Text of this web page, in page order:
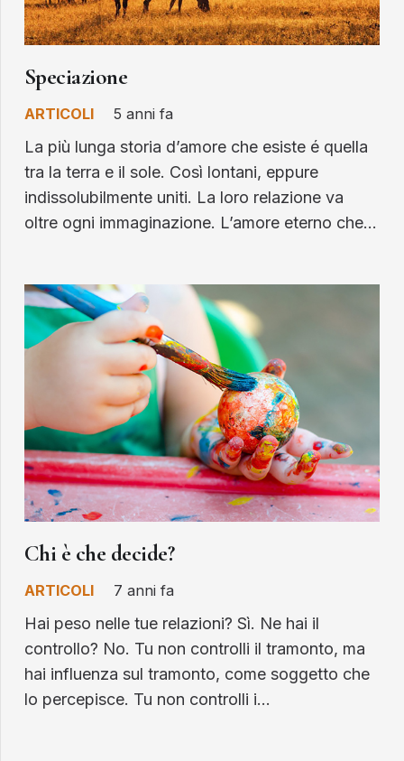
Speciazione
ARTICOLI 5 anni fa
La più lunga storia d’amore che esiste é quella
tra la terra e il sole. Così lontani, eppure
indissolubilmente uniti. La loro relazione va
oltre ogni immaginazione. L’amore eterno che…
Chi è che decide?
ARTICOLI 7 anni fa
Hai peso nelle tue relazioni? Sì. Ne hai il
controllo? No. Tu non controlli il tramonto, ma
hai influenza sul tramonto, come soggetto che
lo percepisce. Tu non controlli i…